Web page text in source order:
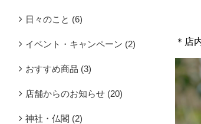
＊店
日々のこと (6)
イベント・キャンペーン (2)
おすすめ商品 (3)
店舗からのお知らせ (20)
神社・仏閣 (2)